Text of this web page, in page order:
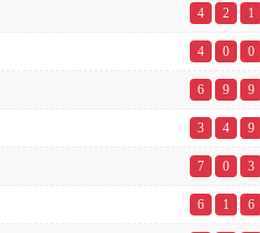
4 2 1
4 0 0
6 9 9
3 4 9
7 0 3
6 1 6